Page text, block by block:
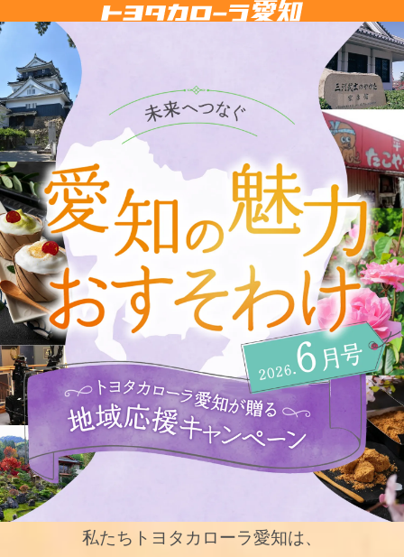
私たちトヨタカローラ愛知は、